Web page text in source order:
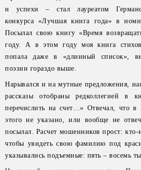
и успехи – стал лауреатом
конкурса «Лучшая книга года» в
Посылал свою книгу «Время
году. А в этом году моя книга
попала даже в «длинный список»,
поэзии гораздо выше.
Нарывался и на мутные предложения,
рассказы отобраны редколлегией в
перечислить на счет…» Отвечал, что
этого не указано, или вообще не
посылал. Расчет мошенников прост:
чтобы увидеть свою фамилию под
указывались подъемные: пять – восемь